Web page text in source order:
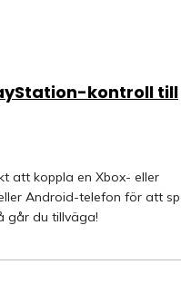
kontroll till
att koppla en Xbox- eller
Android-telefon för att
går du tillväga!